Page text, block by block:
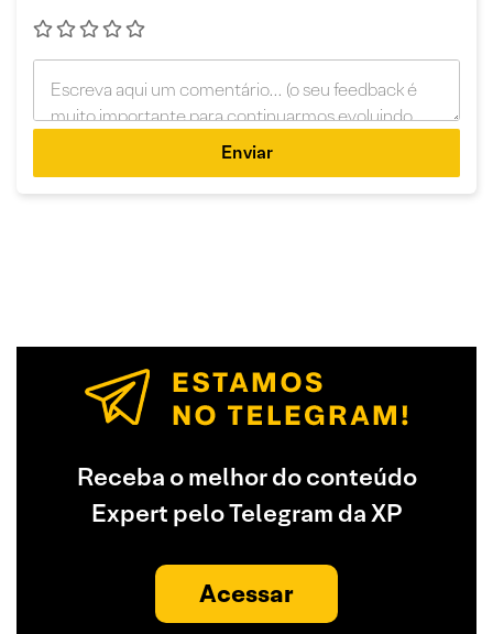
Enviar
Receba o melhor do conteúdo
Expert pelo Telegram da XP
Acessar